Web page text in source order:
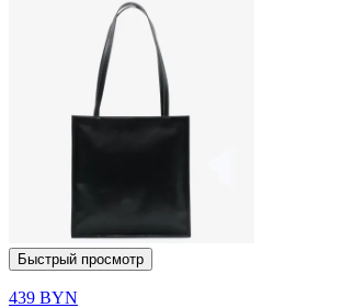
Быстрый просмотр
439 BYN